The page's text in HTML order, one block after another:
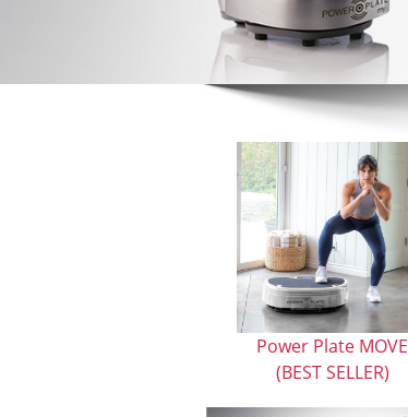
Power Plate MOVE
(BEST SELLER)